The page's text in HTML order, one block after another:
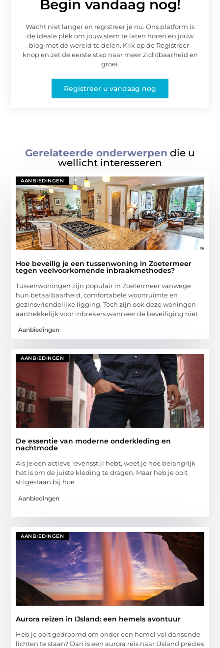
Begin vandaag nog!
Wacht niet langer en registreer je nu. Ons platform is
de ideale plek om jouw stem te laten horen en jouw
blog met de wereld te delen. Klik op de Registreer-
knop en zet de eerste stap naar meer zichtbaarheid en
groei.
Registreer u vandaag nog
Gerelateerde onderwerpen die u
wellicht interesseren
AANBIEDINGEN
Hoe beveilig je een tussenwoning in Zoetermeer
tegen veelvoorkomende inbraakmethodes?
Tussenwoningen zijn populair in Zoetermeer vanwege
hun betaalbaarheid, comfortabele woonruimte en
gezinsvriendelijke ligging. Toch zijn ook deze woningen
aantrekkelijk voor inbrekers wanneer de beveiliging niet
Aanbiedingen
AANBIEDINGEN
De essentie van moderne onderkleding en
nachtmode
Als je een actieve levensstijl hebt, weet je hoe belangrijk
het is om de juiste kleding te dragen. Maar heb je ooit
stilgestaan bij hoe
Aanbiedingen
AANBIEDINGEN
Aurora reizen in IJsland: een hemels avontuur
Heb je ooit gedroomd om onder een hemel vol dansende
lichten te staan? Dan is een aurora reis naar IJsland precies